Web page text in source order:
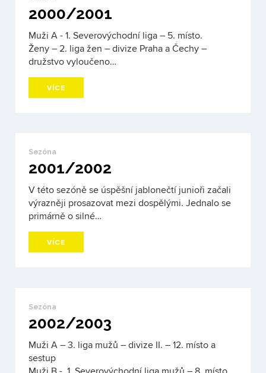
2000/2001
Muži A - 1. Severovýchodní liga – 5. místo.
Ženy – 2. liga žen – divize Praha a Čechy –
družstvo vyloučeno…
VÍCE
Sezóna
2001/2002
V této sezóně se úspěšní jablonečtí junioři začali
výrazněji prosazovat mezi dospělými. Jednalo se
primárně o silné…
VÍCE
Sezóna
2002/2003
Muži A – 3. liga mužů – divize II. – 12. místo a
sestup